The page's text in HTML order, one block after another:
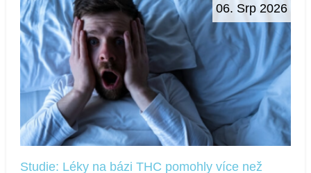
06. Srp 2026
Studie: Léky na bázi THC pomohly více než